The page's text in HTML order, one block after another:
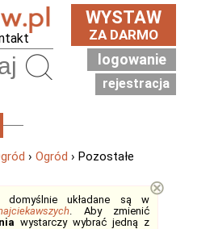
WYSTAW
ZA DARMO
logowanie
rejestracja
› Ogród › Pozostałe
domyślnie układane są w
. Aby zmienić
wystarczy wybrać jedną z
⊗